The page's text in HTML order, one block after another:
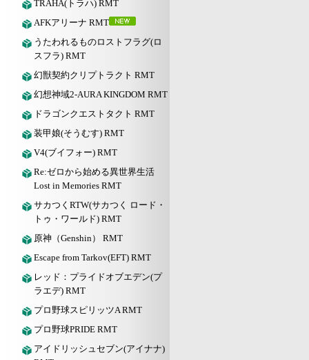
TRAHA(トラハ) RMT
AFKアリーナ RMT
うたわれるものロストフラグ(ロ
スフラ) RMT
幻獣契約クリプトラクト RMT
幻想神域2-AURA KINGDOM RMT
ドラゴンクエストタクト RMT
装甲娘(そうむす) RMT
V4(ブイフォー) RMT
Re:ゼロから始める異世界生活
Lost in Memories RMT
サカつくRTW(サカつく ロード・
トゥ・ワールド) RMT
原神（Genshin） RMT
Escape from Tarkov(EFT) RMT
レッド：プライドオブエデン(プ
ラエデ) RMT
プロ野球スピリッツA RMT
プロ野球PRIDE RMT
アイドリッシュセブン(アイナナ)